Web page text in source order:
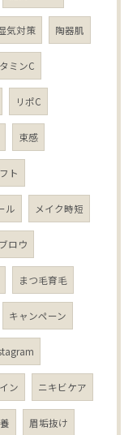
気対策 陶器肌
ミンC
リポC
束感
ト
ル メイク時短
ロウ
まつ毛育毛
キャンペーン
ン ニキビケア
眉垢抜け